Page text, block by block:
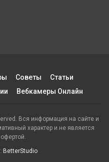
Советы
Статьи
Вебкамеры Онлайн
Вся информация на сайте и
характер и не является
BetterStudio